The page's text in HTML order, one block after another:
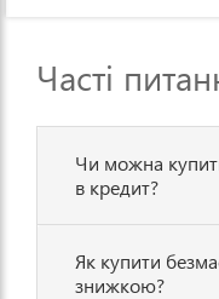
Часті
Чи можна
в кредит?
Як купити
знижкою?